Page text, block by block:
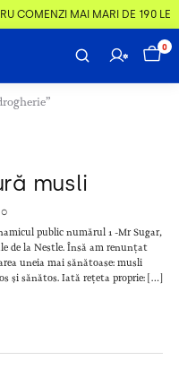
COMENZI MAI MARI DE 190 LEI
0
musli
public numărul 1 -Mr Sugar,
de la Nestle. Însă am renunțat
uneia mai sănătoase: musli
și sănătos. Iată rețeta proprie: […]